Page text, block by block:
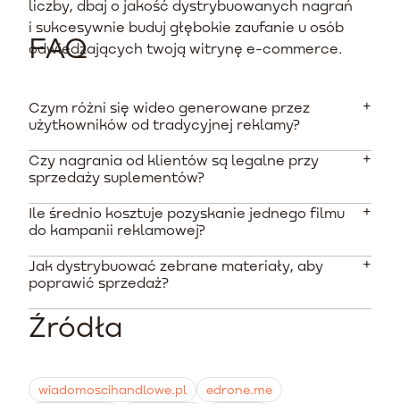
liczby, dbaj o jakość dystrybuowanych nagrań
i sukcesywnie buduj głębokie zaufanie u osób
odwiedzających twoją witrynę e-commerce.
FAQ
Czym różni się wideo generowane przez
użytkowników od tradycyjnej reklamy?
Główną różnicą jest autentyczność formatu. Materiały
komórkowym wyglądają naturalnie, co buduje
pięciokrotnie większe zaufanie niż drogie,
Czy nagrania od klientów są legalne przy
sprzedaży suplementów?
Tak, pod warunkiem ścisłego przestrzegania prawa
przez 5 sekund napis "SUPLEMENT DIETY", a twórcy
mogą używać wyłącznie zatwierdzonych unijnych
przypisywania im właściwości leczniczych.
Ile średnio kosztuje pozyskanie jednego filmu
do kampanii reklamowej?
Stawki w Polsce są zróżnicowane i zależą od
Zazwyczaj wahają się od 150 do 500 PLN za krótkie
pionowe wideo przeznaczone do emisji w płatnych
Jak dystrybuować zebrane materiały, aby
poprawić sprzedaż?
Zebrań materiały najlepiej wyświetlać wielokanałowo.
na platformach społecznościowych oraz włączanie do
Źródła
wiadomoscihandlowe.pl
edrone.me